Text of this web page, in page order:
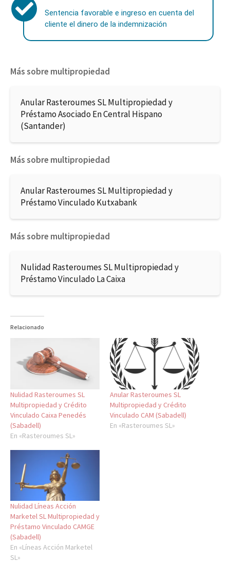
Sentencia favorable e ingreso en cuenta del
cliente el dinero de la indemnización
Más sobre multipropiedad
Anular Rasteroumes SL Multipropiedad y
Préstamo Asociado En Central Hispano
(Santander)
Más sobre multipropiedad
Anular Rasteroumes SL Multipropiedad y
Préstamo Vinculado Kutxabank
Más sobre multipropiedad
Nulidad Rasteroumes SL Multipropiedad y
Préstamo Vinculado La Caixa
Relacionado
Nulidad Rasteroumes SL
Multipropiedad y Crédito
Vinculado Caixa Penedés
(Sabadell)
En «Rasteroumes SL»
Anular Rasteroumes SL
Multipropiedad y Crédito
Vinculado CAM (Sabadell)
En «Rasteroumes SL»
Nulidad Líneas Acción
Marketel SL Multipropiedad y
Préstamo Vinculado CAMGE
(Sabadell)
En «Líneas Acción Marketel
SL»